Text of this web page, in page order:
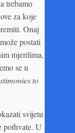
trebamo
za koje
Onaj
postati
mjerilima,
se u
to
svijetu
pothvate. U